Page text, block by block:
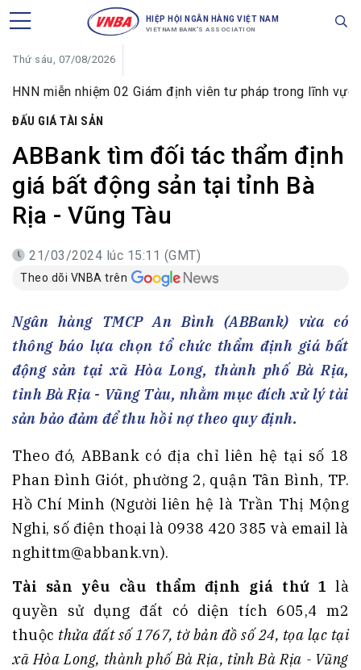
HIỆP HỘI NGÂN HÀNG VIỆT NAM
VIETNAM BANK'S ASSOCIATION
Thứ sáu, 07/08/2026
nhiệm 02 Giám định viên tư pháp trong lĩnh vực tiền tệ
ĐẤU GIÁ TÀI SẢN
ABBank tìm đối tác thẩm định
giá bất động sản tại tỉnh Bà
Rịa - Vũng Tàu
21/03/2024 lúc 15:11 (GMT)
Theo dõi VNBA trên
Ngân hàng TMCP An Bình (ABBank) vừa có
thông báo lựa chọn tổ chức thẩm định giá bất
động sản tại xã Hòa Long, thành phố Bà Rịa,
tỉnh Bà Rịa - Vũng Tàu, nhằm mục đích xử lý tài
sản bảo đảm để thu hồi nợ theo quy định.
Theo đó, ABBank có địa chỉ liên hệ tại số 18
Phan Đình Giót, phường 2, quận Tân Bình, TP.
Hồ Chí Minh (Người liên hệ là Trần Thị Mộng
Nghi, số điện thoại là 0938 420 385 và email là
nghittm@abbank.vn).
Tài sản yêu cầu thẩm định giá thứ 1 là
quyền sử dụng đất có diện tích 605,4 m2
thuộc thửa đất số 1767, tờ bản đồ số 24, tọa lạc tại
xã Hòa Long, thành phố Bà Rịa, tỉnh Bà Rịa - Vũng